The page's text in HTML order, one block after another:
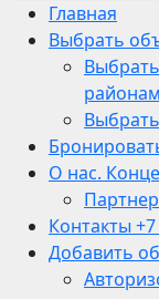
Главная
Выбрать
О нас.
Контакты
Добавить